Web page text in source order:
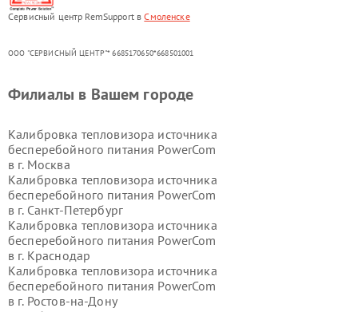
Сервисный центр RemSupport вСмоленске
ООО "СЕРВИСНЫЙ ЦЕНТР"* 6685170650*668501001
Филиалы в Вашем городе
Калибровка тепловизора источника
бесперебойного питания PowerCom
в г. Москва
Калибровка тепловизора источника
бесперебойного питания PowerCom
в г. Санкт-Петербург
Калибровка тепловизора источника
бесперебойного питания PowerCom
в г. Краснодар
Калибровка тепловизора источника
бесперебойного питания PowerCom
в г. Ростов-на-Дону